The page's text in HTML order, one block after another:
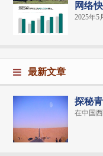
网络
2025年5
最新文章
探秘
在中国